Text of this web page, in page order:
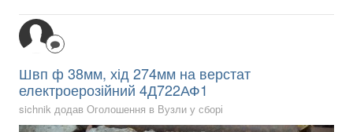
Швп ф 38мм, хід 274мм на верстат
електроерозійний 4Д722АФ1
sichnik додав Оголошення в Вузли у сборі